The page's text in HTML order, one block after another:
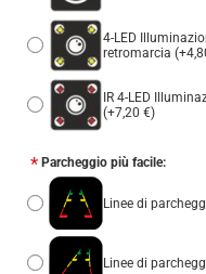
4-LED
retromarcia
IR 4-LED
(+7,20 €)
Parcheggio più facile:
Linee di
Linee di